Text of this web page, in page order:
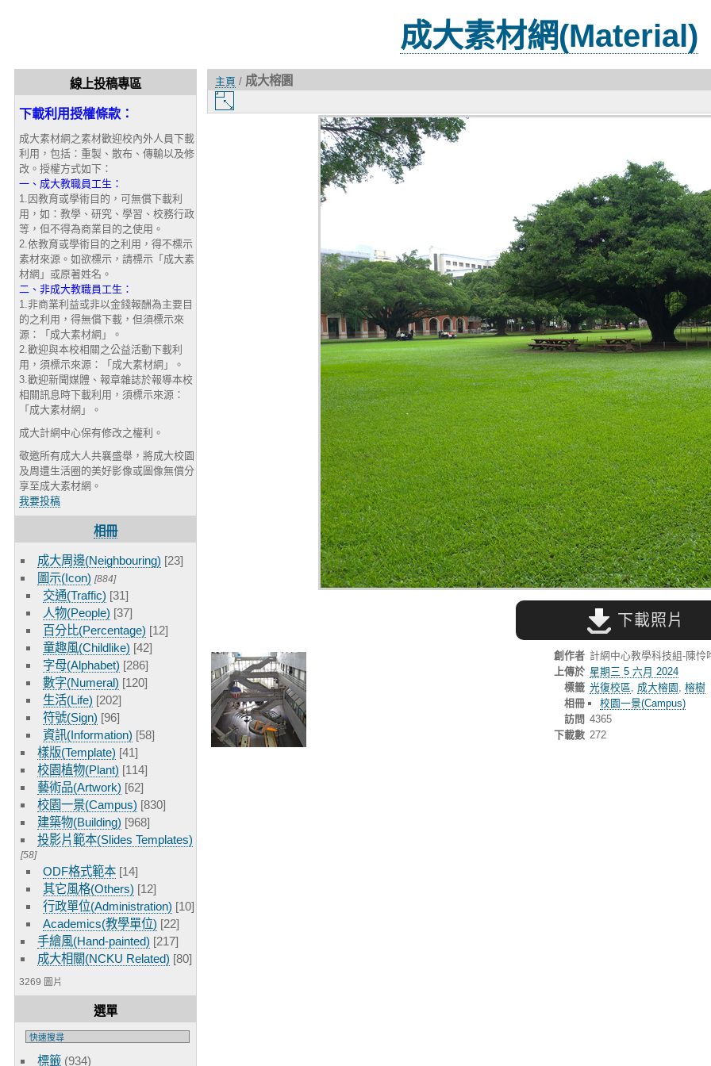
成大素材網(Material)
線上投稿專區
下載利用授權條款：
成大素材網之素材歡迎校內外人員下載
利用，包括：重製、散布、傳輸以及修
改。授權方式如下：
一、成大教職員工生：
1.因教育或學術目的，可無償下載利
用，如：教學、研究、學習、校務行政
等，但不得為商業目的之使用。
2.依教育或學術目的之利用，得不標示
素材來源。如欲標示，請標示「成大素
材網」或原著姓名。
二、非成大教職員工生：
1.非商業利益或非以金錢報酬為主要目
的之利用，得無償下載，但須標示來
源：「成大素材網」。
2.歡迎與本校相關之公益活動下載利
用，須標示來源：「成大素材網」。
3.歡迎新聞媒體、報章雜誌於報導本校
相關訊息時下載利用，須標示來源：
「成大素材網」。
成大計網中心保有修改之權利。
敬邀所有成大人共襄盛舉，將成大校園
及周遭生活圈的美好影像或圖像無償分
享至成大素材網。
我要投稿
相冊
成大周邊(Neighbouring) [23]
圖示(Icon) [884]
交通(Traffic) [31]
人物(People) [37]
百分比(Percentage) [12]
童趣風(Childlike) [42]
字母(Alphabet) [286]
數字(Numeral) [120]
生活(Life) [202]
符號(Sign) [96]
資訊(Information) [58]
樣版(Template) [41]
校園植物(Plant) [114]
藝術品(Artwork) [62]
校園一景(Campus) [830]
建築物(Building) [968]
投影片範本(Slides Templates)
[58]
ODF格式範本 [14]
其它風格(Others) [12]
行政單位(Administration) [10]
Academics(教學單位) [22]
手繪風(Hand-painted) [217]
成大相關(NCKU Related) [80]
3269 圖片
選單
標籤 (934)
主頁 / 成大榕園
片
下載照片
創作者 計網中心教學科技組-陳怜
上傳於 星期三 5 六月 2024
標籤 光復校區 成大榕園
榕樹
相冊
校園一景(Campus)
訪問 4365
下載數 272